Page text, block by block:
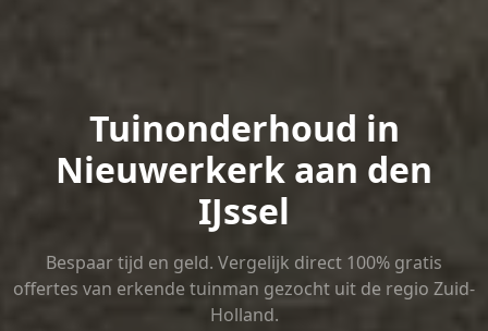
Tuinonderhoud in
Nieuwerkerk aan den
IJssel
Bespaar tijd en geld. Vergelijk direct 100% gratis
offertes van erkende tuinman gezocht uit de regio Zuid-
Holland.